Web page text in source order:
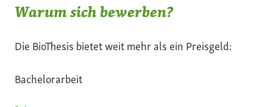
Warum sich bewerben?
Die BioThesis bietet weit mehr als ein Preisgeld:
Bachelorarbeit